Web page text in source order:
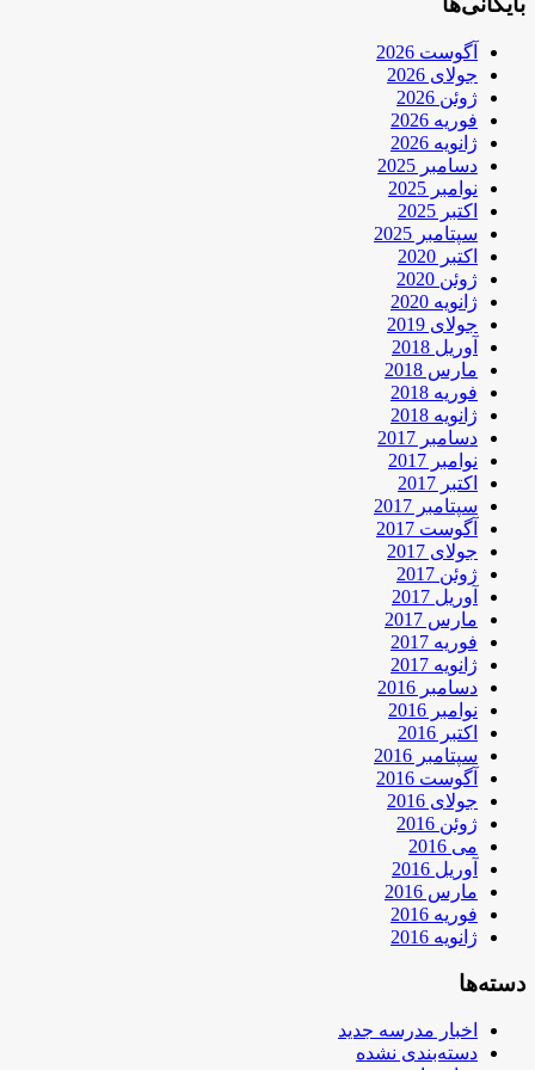
آگوست 2026
جولای 2026
ژوئن 2026
فوریه 2026
ژانویه 2026
دسامبر 2025
نوامبر 2025
اکتبر 2025
سپتامبر 2025
اکتبر 2020
ژوئن 2020
ژانویه 2020
جولای 2019
آوریل 2018
مارس 2018
فوریه 2018
ژانویه 2018
دسامبر 2017
نوامبر 2017
اکتبر 2017
سپتامبر 2017
آگوست 2017
جولای 2017
ژوئن 2017
آوریل 2017
مارس 2017
فوریه 2017
ژانویه 2017
دسامبر 2016
نوامبر 2016
اکتبر 2016
سپتامبر 2016
آگوست 2016
جولای 2016
ژوئن 2016
می 2016
آوریل 2016
مارس 2016
فوریه 2016
ژانویه 2016
دسته‌ها
اخبار مدرسه جدید
دسته‌بندی نشده